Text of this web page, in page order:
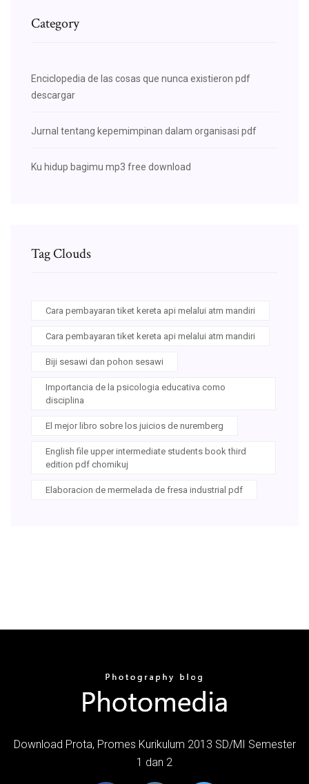
Category
Enciclopedia de las cosas que nunca existieron pdf
descargar
Jurnal tentang kepemimpinan dalam organisasi pdf
Ku hidup bagimu mp3 free download
Tag Clouds
Cara pembayaran tiket kereta api melalui atm mandiri
Cara pembayaran tiket kereta api melalui atm mandiri
Biji sesawi dan pohon sesawi
Importancia de la psicologia educativa como
disciplina
El mejor libro sobre los juicios de nuremberg
English file upper intermediate students book third
edition pdf chomikuj
Elaboracion de mermelada de fresa industrial pdf
Download Prota, Promes Kurikulum 2013 SD/MI Semester
1 dan 2